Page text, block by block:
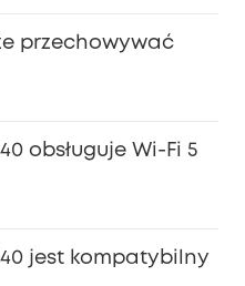
przechowywać
dni. Obliczenia bazują na
każde o długości 20
obsługuje Wi-Fi 5
jest kompatybilny